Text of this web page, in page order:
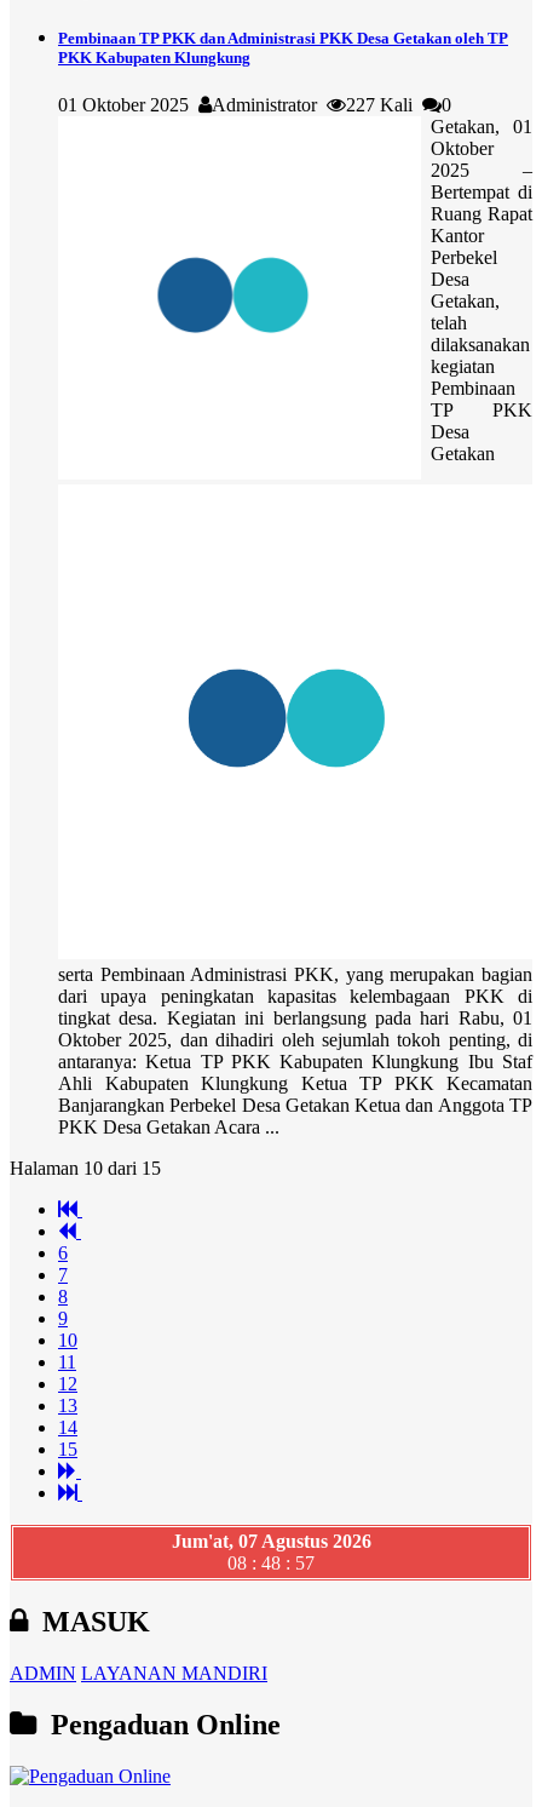
Pembinaan TP PKK dan Administrasi PKK Desa Getakan oleh TP
PKK Kabupaten Klungkung
01 Oktober 2025 Administrator 227 Kali
0
Getakan, 01
Oktober
2025 –
Bertempat di
Ruang Rapat
Kantor
Perbekel
Desa
Getakan,
telah
dilaksanakan
kegiatan
Pembinaan
TP PKK
Desa
Getakan
serta Pembinaan Administrasi PKK, yang merupakan bagian
dari upaya peningkatan kapasitas kelembagaan PKK di
tingkat desa. Kegiatan ini berlangsung pada hari Rabu, 01
Oktober 2025, dan dihadiri oleh sejumlah tokoh penting, di
antaranya: Ketua TP PKK Kabupaten Klungkung Ibu Staf
Ahli Kabupaten Klungkung Ketua TP PKK Kecamatan
Banjarangkan Perbekel Desa Getakan Ketua dan Anggota TP
PKK Desa Getakan Acara ...
Halaman 10 dari 15
6
7
8
9
10
11
12
13
14
15
Jum'at, 07 Agustus 2026
08 : 48 : 58
MASUK
ADMIN LAYANAN MANDIRI
Pengaduan Online